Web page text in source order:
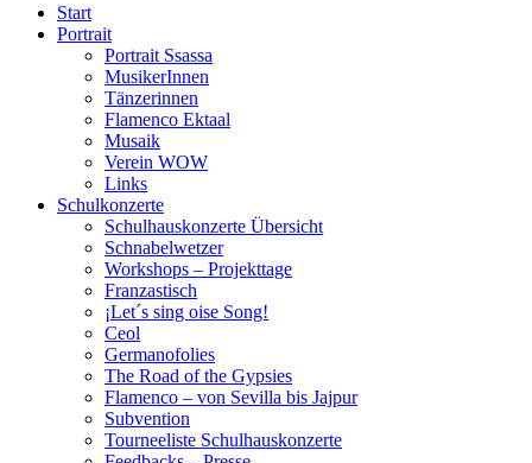
Start
Portrait
Portrait Ssassa
MusikerInnen
Tänzerinnen
Flamenco Ektaal
Musaik
Verein WOW
Links
Schulkonzerte
Schulhauskonzerte Übersicht
Schnabelwetzer
Workshops – Projekttage
Franzastisch
¡Let´s sing oise Song!
Ceol
Germanofolies
The Road of the Gypsies
Flamenco – von Sevilla bis Jajpur
Subvention
Tourneeliste Schulhauskonzerte